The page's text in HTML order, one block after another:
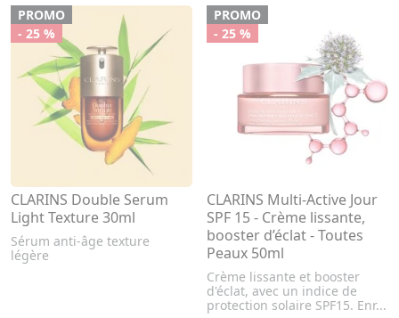
PROMO
- 25 %
CLARINS Double Serum
Light Texture 30ml
Sérum anti-âge texture
légère
PROMO
- 25 %
CLARINS Multi-Active Jour
SPF 15 - Crème lissante,
booster d’éclat - Toutes
Peaux 50ml
Crème lissante et booster
d'éclat, avec un indice de
protection solaire SPF15. Enr...